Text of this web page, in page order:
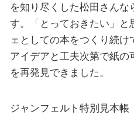
を知り尽くした松田さん
す。「とっておきたい」と
ェとしての本をつくり続け
アイデアと工夫次第で紙の
を再発見できました。
ジャンフェルト特別見本帳